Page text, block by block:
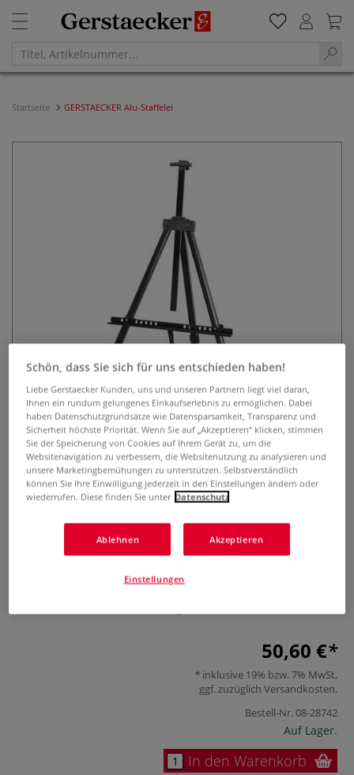
Startseite GERSTAECKER Alu-Staffelei
GERSTAECKER Alu-Staffelei
1 Bewertung
GERSTAECKER mattschwarz eloxierte Alu-Staffelei, die sich
spielend leicht und schnell aufstellen lässt. Ideal für das
Arbeiten im Freien, da nur 1,4 kg leicht. Einfache
50,60 €
inklusive 19% bzw. 7% MwSt,
ggf. zuzüglich Versandkosten.
Bestell-Nr.08-28742
Auf Lager.
In den Warenkorb
Schön, dass Sie sich für uns entschieden haben!
Liebe Gerstaecker Kunden, uns und unseren Partnern liegt viel daran,
Ihnen ein rundum gelungenes Einkaufserlebnis zu ermöglichen. Dabei
haben Datenschutzgrundsätze wie Datensparsamkeit, Transparenz und
Sicherheit höchste Priorität. Wenn Sie auf „Akzeptieren“ klicken, stimmen
Sie der Speicherung von Cookies auf Ihrem Gerät zu, um die
Websitenavigation zu verbessern, die Websitenutzung zu analysieren und
unsere Marketingbemühungen zu unterstützen. Selbstverständlich
können Sie Ihre Einwilligung jederzeit in den Einstellungen ändern oder
wiederrufen. Diese finden Sie unter Datenschutz
Ablehnen Akzeptieren
Einstellungen